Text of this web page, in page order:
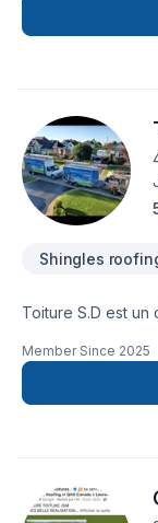
Shingles
Toiture S.D est
bardeaux
élastomère.
qui détiennent
Member Since 2025